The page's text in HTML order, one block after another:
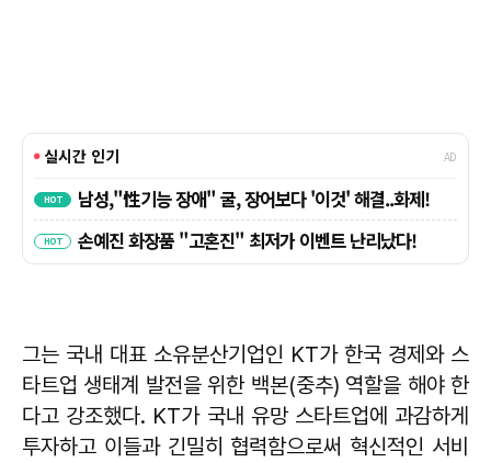
그는 국내 대표 소유분산기업인 KT가 한국 경제와 스
타트업 생태계 발전을 위한 백본(중추) 역할을 해야 한
다고 강조했다. KT가 국내 유망 스타트업에 과감하게
투자하고 이들과 긴밀히 협력함으로써 혁신적인 서비